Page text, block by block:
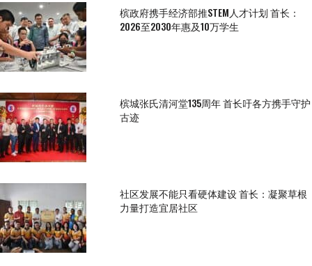
槟政府携手经济部推STEM人才计划 首长：
2026至2030年惠及10万学生
槟城张氏清河堂135周年 首长吁各方携手守护
古迹
社区发展不能只看硬体建设 首长：凝聚草根
力量打造宜居社区